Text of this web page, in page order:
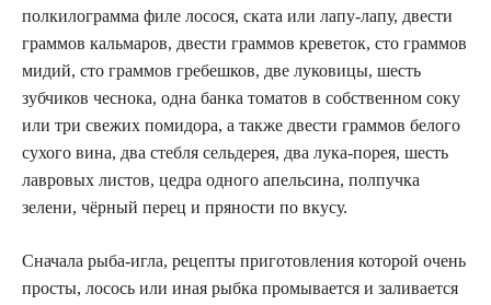
полкилограмма филе лосося, ската или лапу-лапу, двести
граммов кальмаров, двести граммов креветок, сто граммов
мидий, сто граммов гребешков, две луковицы, шесть
зубчиков чеснока, одна банка томатов в собственном соку
или три свежих помидора, а также двести граммов белого
сухого вина, два стебля сельдерея, два лука-порея, шесть
лавровых листов, цедра одного апельсина, полпучка
зелени, чёрный перец и пряности по вкусу.
Сначала рыба-игла, рецепты приготовления которой очень
просты, лосось или иная рыбка промывается и заливается